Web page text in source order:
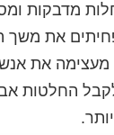
מדבקות
את משך
מעצימה את
החלטות